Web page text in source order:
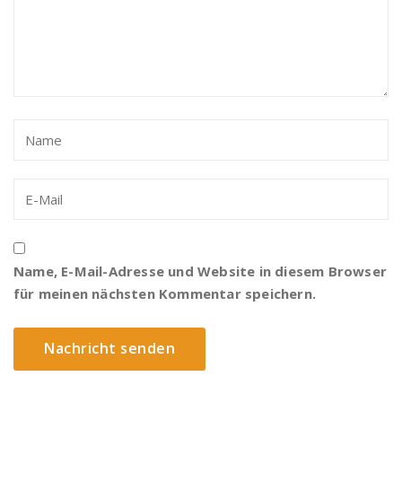
Name, E-Mail-Adresse und Website in diesem Browser
für meinen nächsten Kommentar speichern.